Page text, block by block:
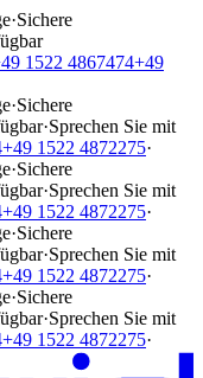
·Sichere
1522 4867474+49
·Sichere
·Sprechen Sie mit
+49 1522 4872275·
·Sichere
·Sprechen Sie mit
+49 1522 4872275·
·Sichere
·Sprechen Sie mit
+49 1522 4872275·
·Sichere
·Sprechen Sie mit
+49 1522 4872275·